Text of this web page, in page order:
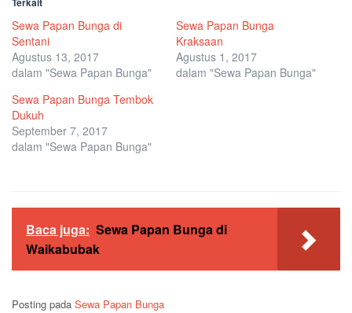
Sewa Papan Bunga di
Sentani
Agustus 13, 2017
dalam "Sewa Papan Bunga"
Sewa Papan Bunga
Kraksaan
Agustus 1, 2017
dalam "Sewa Papan Bunga"
Sewa Papan Bunga Tembok
Dukuh
September 7, 2017
dalam "Sewa Papan Bunga"
Baca juga: Sewa Papan Bunga di
Waikabubak
Posting pada Sewa Papan Bunga